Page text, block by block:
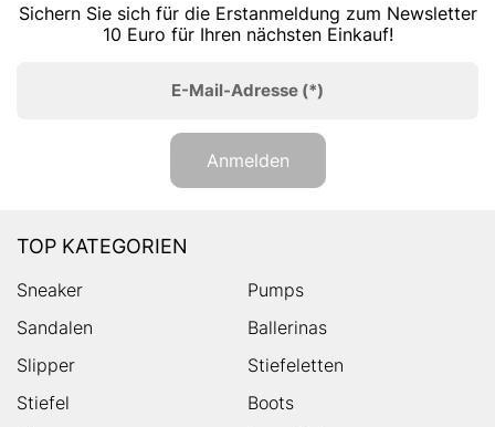
Sichern Sie sich für die Erstanmeldung zum Newsletter
10 Euro für Ihren nächsten Einkauf!
E-Mail-Adresse (*)
Anmelden
TOP KATEGORIEN
Sneaker
Pumps
Sandalen
Ballerinas
Slipper
Stiefeletten
Stiefel
Boots